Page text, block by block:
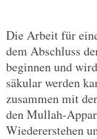
Die Arbeit für
dem Abschluss
beginnen und
säkular werden
zusammen mit
den Mullah-
Wiedererstehen